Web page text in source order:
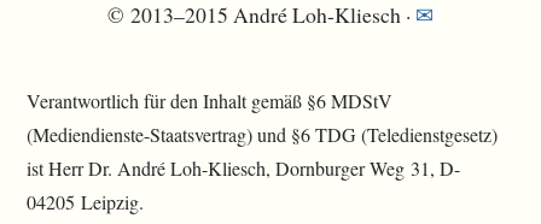
© 2013–2015 André Loh-Kliesch · ✉
Verantwortlich für den Inhalt gemäß §6 MDStV
(Mediendienste-Staatsvertrag) und §6 TDG (Teledienstgesetz)
ist Herr Dr. André Loh-Kliesch, Dornburger Weg 31, D-
04205 Leipzig.